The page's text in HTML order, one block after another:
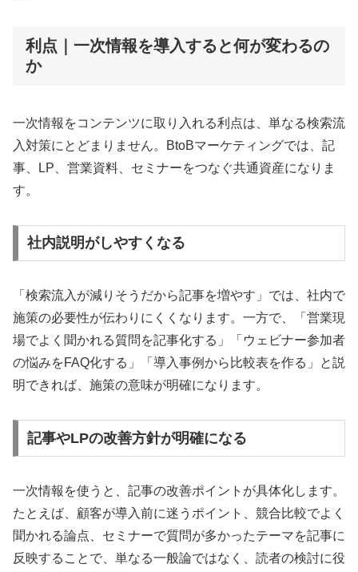
利点｜一次情報を導入すると何が変わるの
か
一次情報をコンテンツに取り入れる利点は、単なる検索流
入対策にとどまりません。BtoBマーケティングでは、記
事、LP、営業資料、セミナーをつなぐ共通資産になりま
す。
社内説明がしやすくなる
「検索流入が減りそうだから記事を増やす」では、社内で
施策の必要性が伝わりにくくなります。一方で、「営業現
場でよく聞かれる質問を記事化する」「ウェビナー参加者
の悩みをFAQ化する」「導入事例から比較表を作る」と説
明できれば、施策の意味が明確になります。
記事やLPの改善方針が明確になる
一次情報を使うと、記事の改善ポイントが具体化します。
たとえば、顧客が導入前に迷うポイント、競合比較でよく
聞かれる論点、セミナーで質問が多かったテーマを記事に
反映することで、単なる一般論ではなく、読者の検討に役